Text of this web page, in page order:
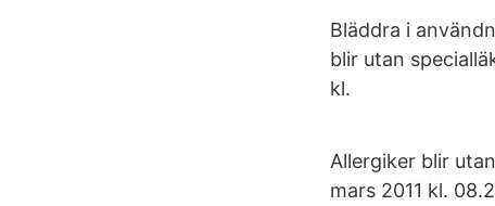
Bläddra i
blir utan
kl.
Allergiker blir
mars 2011 kl.